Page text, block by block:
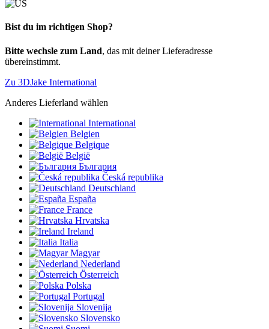
Bist du im richtigen Shop?
Bitte wechsle zum Land, das mit deiner Lieferadresse
übereinstimmt.
Zu 3DJake International
Anderes Lieferland wählen
International
Belgien
Belgique
België
България
Česká republika
Deutschland
España
France
Hrvatska
Ireland
Italia
Magyar
Nederland
Österreich
Polska
Portugal
Slovenija
Slovensko